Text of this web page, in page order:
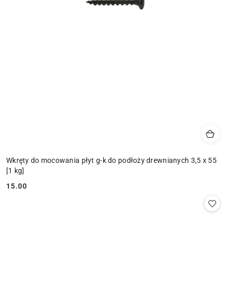
Wkręty do mocowania płyt g-k do podłoży drewnianych 3,5 x 55
[1 kg]
Cena:
15.00